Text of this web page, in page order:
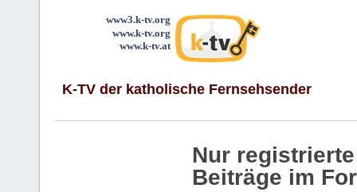
www3.k-tv.org
www.k-tv.org
www.k-tv.at
K-TV der katholische Fernsehsender
Nur
Beiträge im